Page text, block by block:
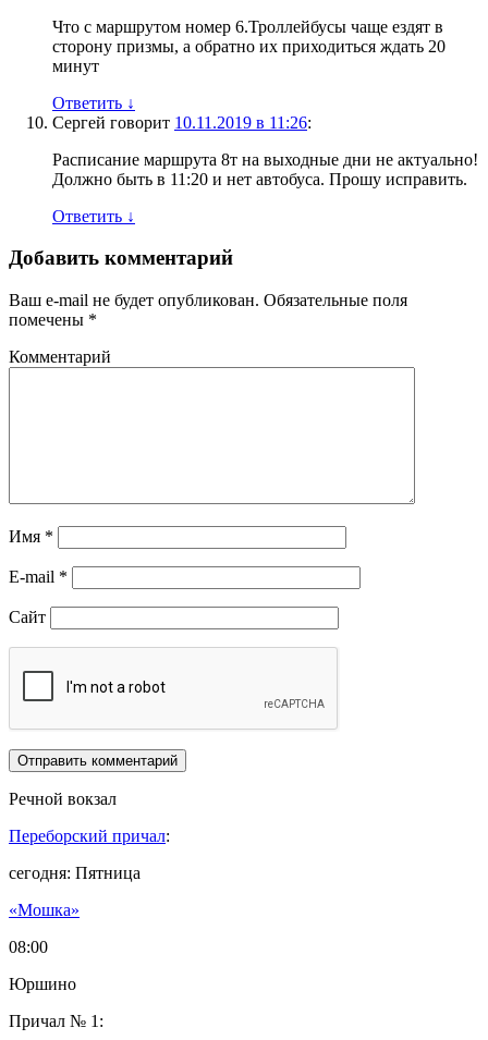
Что с маршрутом номер 6.Троллейбусы чаще ездят в
сторону призмы, а обратно их приходиться ждать 20
минут
Ответить ↓
Сергей говорит 10.11.2019 в 11:26:
Расписание маршрута 8т на выходные дни не актуально!
Должно быть в 11:20 и нет автобуса. Прошу исправить.
Ответить ↓
Добавить комментарий
Ваш e-mail не будет опубликован. Обязательные поля
помечены *
Комментарий
Имя *
E-mail *
Сайт
Речной вокзал
Переборский причал:
сегодня: Пятница
«Мошка»
08:00
Юршино
Причал № 1: